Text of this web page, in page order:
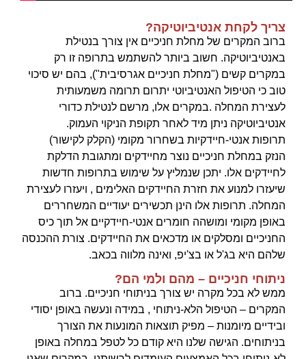
צריך לקחת אנטיביוטיקה?
ברוב המקרים של מחלת חניכיים אין צורך בנטילת
באנטיביוטיקה. חשוב ביותר להשתמש בתרופה זו רק
במקרים קשים ("מחלת חניכיים אגרסיבית"), בהם יש סיכוי
טוב כי הטיפול האנטיביוטי יתרום תרומה משמעותית
לעצירת המחלה .במקרים אלו, מרשם לנטילת כדורי
אנטיביוטיקה ניתן מיד לאחר תקופת הניקוי העמוק.
תרופות אנטי-חיידקיות בשחרור מקומי (הקלק לקישור)
הנזק במחלת חניכיים נוצר מחיידקים ומתגובת הדלקת
לחיידקים אלו. יתכן שנמליץ על שימוש בתרופות חדשות
שיעזרו למנוע את חזרת החיידקים האלימים , ויעזרו לעצירת
המחלה. תרופות אלו הינן תכשירים יעודיים המשחררים
באופן מקומי ומושהה חומרים אנטי-חיידקיים אל תוך כיס
החניכיים ומסלקים או מדכאים את החיידקים. צורת ההכנסה
שלהם היא בג'ל או בצ'יפ, ואינה מלווה בכאב.
ניתוחי חניכיים – מהם ולמי הם?
ממש לא בכל מקרה יש צורך בניתוחי חניכיים. ברוב
המקרים – הטיפול הלא-ניתוחי , במידה ונעשה באופן יסודי
ובידיים מיומנות – מפיק תוצאות המונעות את הצורך
בניתוחים. הגישה שלנו היא קודם כל לטפל במחלה באופן